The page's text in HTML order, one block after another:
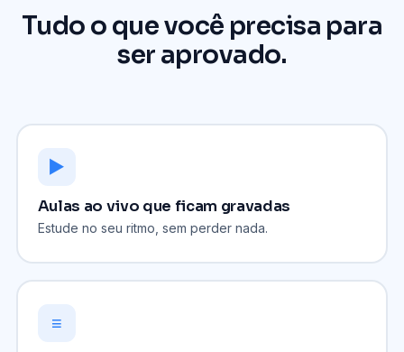
Tudo o que você precisa para
ser aprovado.
▶
Aulas ao vivo que ficam gravadas
Estude no seu ritmo, sem perder nada.
≡